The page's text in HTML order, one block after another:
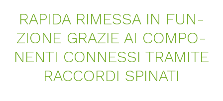
RA­PI­DA RIM­ES­SA IN FUN­
ZIO­NE GRA­ZIE AI COM­PO­
NEN­TI CONN­ES­SI TRA­MI­TE
RAC­COR­DI SPI­NA­TI